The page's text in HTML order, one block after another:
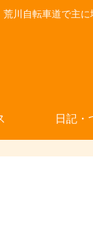
荒川自転車道で主
日記・